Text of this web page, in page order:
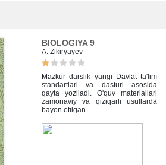
BIOLOGIYA 9
A. Zikiryayev
Mazkur darslik yangi Davlat ta'lim
standartlari va dasturi asosida
qayta yoziladi. O'quv materiallari
zamonaviy va qiziqarli usullarda
bayon etilgan.